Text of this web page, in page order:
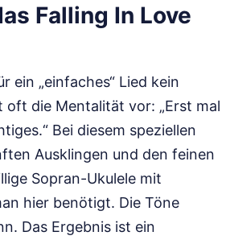
Falling In Love
ein „einfaches“ Lied kein
die Mentalität vor: „Erst mal
Bei diesem speziellen
Ausklingen und den feinen
Sopran-Ukulele mit
hier benötigt. Die Töne
Das Ergebnis ist ein